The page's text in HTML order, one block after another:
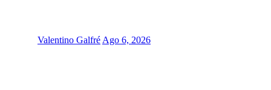
Valentino Galfré Ago 6, 2026